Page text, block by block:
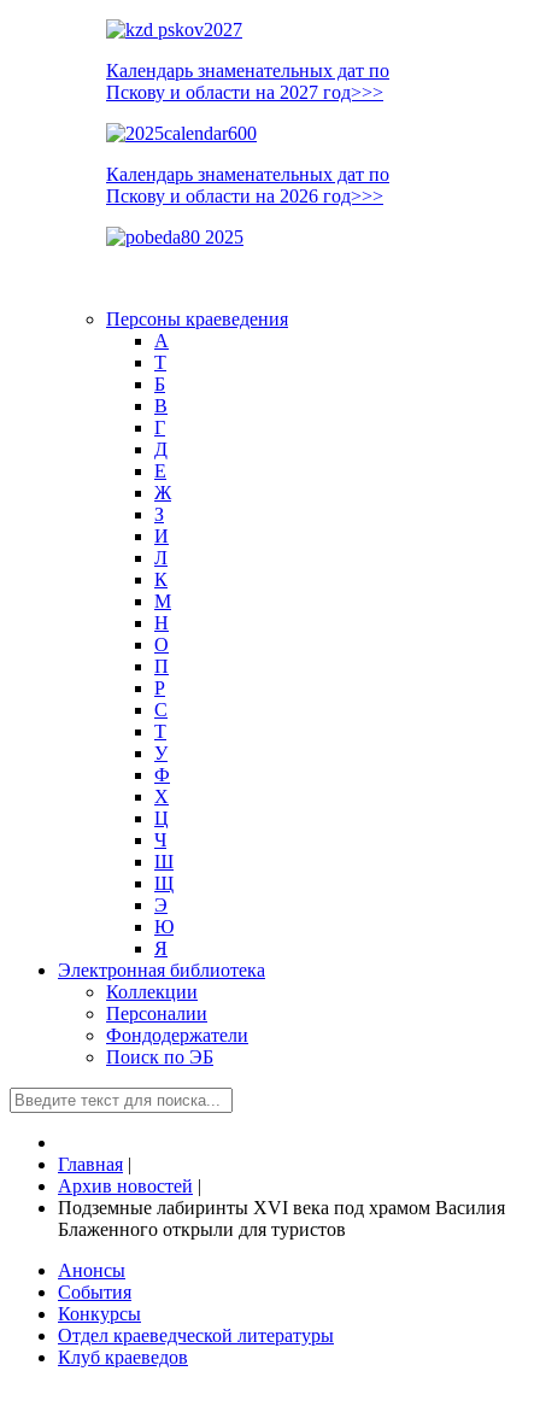
Календарь знаменательных дат по
Пскову и области на 2027 год>>>
Календарь знаменательных дат по
Пскову и области на 2026 год>>>
Персоны краеведения
А
T
Б
В
Г
Д
Е
Ж
З
И
Л
К
М
Н
О
П
Р
С
Т
У
Ф
Х
Ц
Ч
Ш
Щ
Э
Ю
Я
Электронная библиотека
Коллекции
Персоналии
Фондодержатели
Поиск по ЭБ
Главная |
Архив новостей |
Подземные лабиринты XVI века под храмом Василия
Блаженного открыли для туристов
Анонсы
События
Конкурсы
Отдел краеведческой литературы
Клуб краеведов